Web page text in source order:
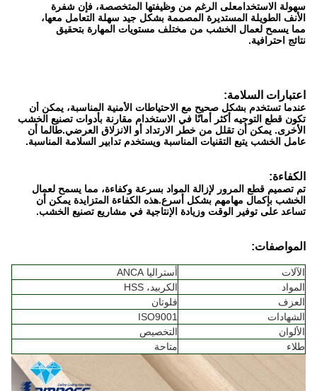
سهولة الاستخدامعلى الرغم من وظيفتها المتخصصة، فإن شفرة
الأنف الطويلة المستديرة المصممة بشكل جيد سهلة التعامل معها،
مما يسمح لعمال الخشب من مختلف مستويات المهارة بتحقيق
نتائج احترافية.
اعتبارات السلامة:
عندما تستخدم بشكل صحيح مع الاحتياطات الأمنية المناسبة، يمكن أن
تكون قطع التوجيه أكثر أمانًا في الاستخدام مقارنة بأدوات تصنيع الخشب
الأخرى. يمكن أن تقلل من خطر الارتداد أو الانزلاق العرضي.طالما أن
عامل الخشب يتبع التقنيات المناسبة ويستخدم تدابير السلامة المناسبة.
الكفاءة:
تم تصميم قطع المرور لإزالة المواد بسرعة وكفاءة، مما يسمح لعمال
الخشب بإكمال مهامهم بشكل أسرع.هذه الكفاءة المتزايدة يمكن أن
تساعد على توفير الوقت وزيادة الإنتاجية في مشاريع تصنيع الخشب.
المواصفات:
الآلات
أستراليا ANCA
المواد
الكربيد، HSS
العزف
فلوتان
الشهادات
ISO9001
الألوان
التخصيص
طلاء
متاحة